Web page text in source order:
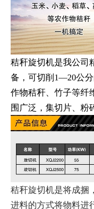
秸秆旋切机是我公司
备，可切削1—20公
作物秸秆、竹子等纤
围广泛，集切片、粉
秸秆旋切机是将成捆
进料的方式将物料进